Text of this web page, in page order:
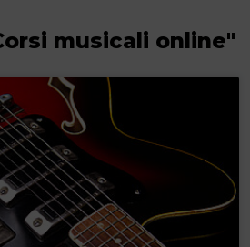
musicali online"